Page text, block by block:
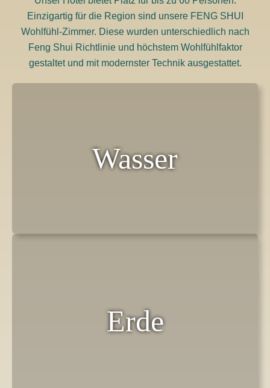
Einzigartig für die Region sind unsere FENG SHUI
Wohlfühl-Zimmer. Diese wurden unterschiedlich nach
Feng Shui Richtlinie und höchstem Wohlfühlfaktor
gestaltet und mit modernster Technik ausgestattet.
Wasser
Erde